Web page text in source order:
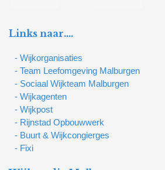
Links naar….
- Wijkorganisaties
- Team Leefomgeving Malburgen
- Sociaal Wijkteam Malburgen
- Wijkagenten
- Wijkpost
- Rijnstad Opbouwwerk
- Buurt & Wijkcongierges
- Fixi